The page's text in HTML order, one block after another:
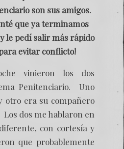
son sus amigos.
que ya terminamos
le pedí salir más rápido
evitar conflicto!
vinieron los dos
Penitenciario. Uno
otro era su compañero
dos me hablaron en
con cortesía y
que probablemente